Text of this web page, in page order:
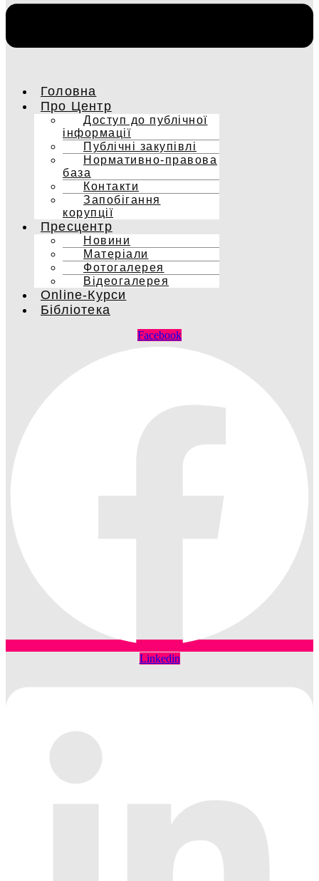
Головна
Про Центр
Доступ до публічної
інформації
Публічні закупівлі
Нормативно-правова
база
Контакти
Запобігання
корупції
Пресцентр
Новини
Матеріали
Фотогалерея
Відеогалерея
Online-Курси
Бібліотека
Facebook
Linkedin